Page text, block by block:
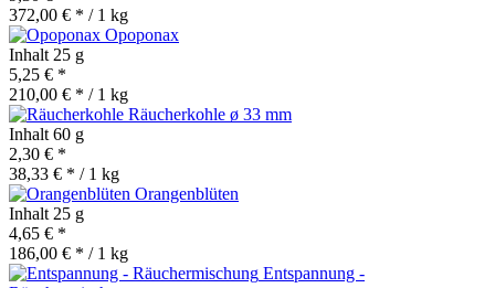
372,00 € * / 1 kg
Opoponax
Inhalt 25 g
5,25 € *
210,00 € * / 1 kg
Räucherkohle ø 33 mm
Inhalt 60 g
2,30 € *
38,33 € * / 1 kg
Orangenblüten
Inhalt 25 g
4,65 € *
186,00 € * / 1 kg
Entspannung -